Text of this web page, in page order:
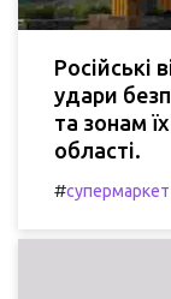
Російські
удари
та зонам
області.
#супермаркет